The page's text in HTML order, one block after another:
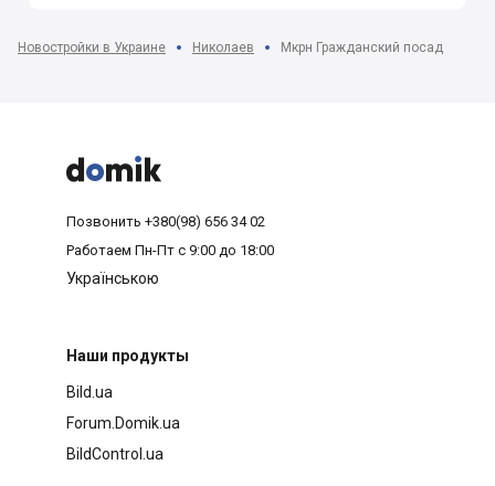
Новостройки в Украине Николаев Мкрн Гражданский посад



Позвонить +380(98) 656 34 02
Работаем Пн-Пт с 9:00 до 18:00
Українською
Наши продукты
Bild.ua
Forum.Domik.ua
BildControl.ua